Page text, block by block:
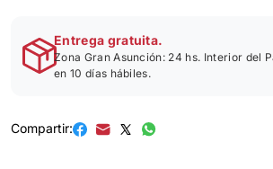
Entrega gratuita.
Zona Gran Asunción: 24 hs. Interior del
en 10 días hábiles.
Compartir: